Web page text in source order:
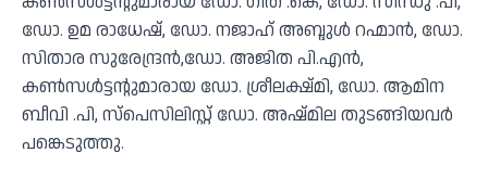
ഡോ. ഉമ രാധേഷ്‌, ഡോ. നജാഹ് അബ്ദുൾ റഹ്മാൻ, ഡോ.
സിതാര സുരേന്ദ്രൻ,ഡോ. അജിത പി.എൻ,
കൺസൾട്ടന്റുമാരായ ഡോ. ശ്രീലക്ഷ്മി, ഡോ. ആമിന
ബീവി .പി, സ്പെസിലിസ്റ്റ് ഡോ. അഷ്മില തുടങ്ങിയവർ
പങ്കെടുത്തു.